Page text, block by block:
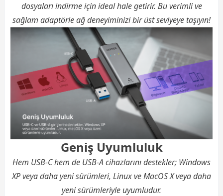
dosyaları indirme için ideal hale getirir. Bu verimli ve
sağlam adaptörle ağ deneyiminizi bir üst seviyeye taşıyın!
Geniş Uyumluluk
Hem USB-C hem de USB-A cihazlarını destekler; Windows
XP veya daha yeni sürümleri, Linux ve MacOS X veya daha
yeni sürümleriyle uyumludur.